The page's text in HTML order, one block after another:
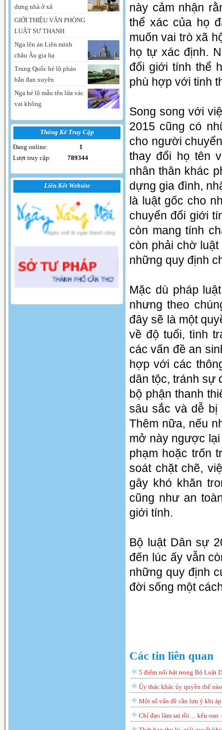
dựng nhà ở xã
GIỚI THIỆU VĂN PHÒNG
LUẬT SƯ THANH
Nga lên án Liên minh
châu Âu gia hạ
Trung Quốc hé lộ pháo
bắn đạn xuyên
Nga hé lộ mẫu tên lửa vác
vai không
Thống Kê Truy Cập
Đang online: 1
Lượt truy cập: 789344
Liên Kết Website
này cảm nhận
thể xác của họ
muốn vai trò xã
họ tự xác định.
đổi giới tính thể
phù hợp với tinh
Song song với
2015 cũng có
cho người
thay đổi họ tên
nhân thân khác
dựng gia đình,
là luật gốc cho
chuyển đổi giới
còn mang tính
còn phải chờ
những quy định
Mặc dù pháp
nhưng theo
đây sẽ là một
về độ tuổi, tình
các vấn đề an
hợp với các
dân tộc, tránh sự
bộ phận thanh
sâu sắc và dễ bị
Thêm nữa, nếu
mở này ngược
phạm hoặc trốn
soát chặt chẽ,
gây khó khăn
cũng như an
giới tính.
Bộ luật Dân sự
đến lúc ấy vẫn
những quy định
đời sống một
Các tin liên quan
5 điểm nổi bật trong Bộ Luật
Ủy thác khác ủy quyền thế nào
Một số vấn đề cần lưu ý khi
Chỉ đạo làm sai rồi… kêu oan